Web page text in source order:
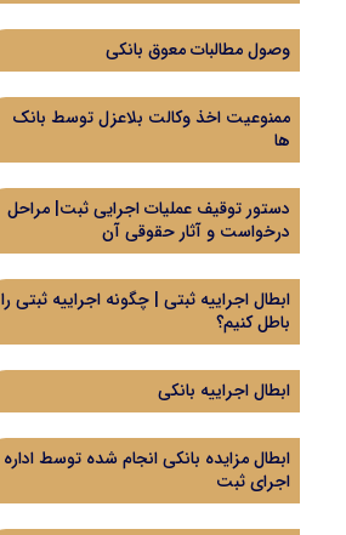
وصول مطالبات معوق بانکی
ممنوعیت اخذ وکالت بلاعزل توسط بانک
ها
دستور توقیف عملیات اجرایی ثبت| مراحل
درخواست و آثار حقوقی آن
ابطال اجراییه ثبتی | چگونه اجراییه ثبتی را
باطل کنیم؟
ابطال اجراییه بانکی
ابطال مزایده بانکی انجام شده توسط اداره
اجرای ثبت